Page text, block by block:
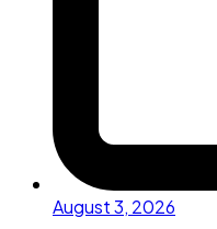
August 3, 2026